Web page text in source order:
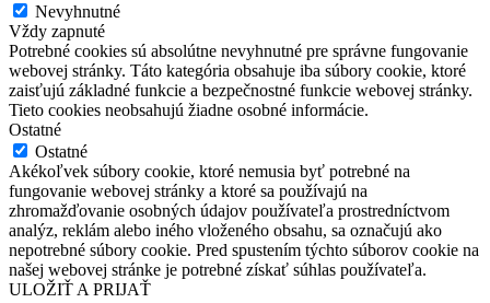
Nevyhnutné
Vždy zapnuté
Potrebné cookies sú absolútne nevyhnutné pre správne fungovanie
webovej stránky. Táto kategória obsahuje iba súbory cookie, ktoré
zaisťujú základné funkcie a bezpečnostné funkcie webovej stránky.
Tieto cookies neobsahujú žiadne osobné informácie.
Ostatné
Ostatné
Akékoľvek súbory cookie, ktoré nemusia byť potrebné na
fungovanie webovej stránky a ktoré sa používajú na
zhromažďovanie osobných údajov používateľa prostredníctvom
analýz, reklám alebo iného vloženého obsahu, sa označujú ako
nepotrebné súbory cookie. Pred spustením týchto súborov cookie na
našej webovej stránke je potrebné získať súhlas používateľa.
ULOŽIŤ A PRIJAŤ